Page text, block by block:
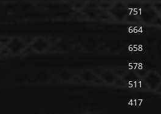
751
664
658
578
511
417